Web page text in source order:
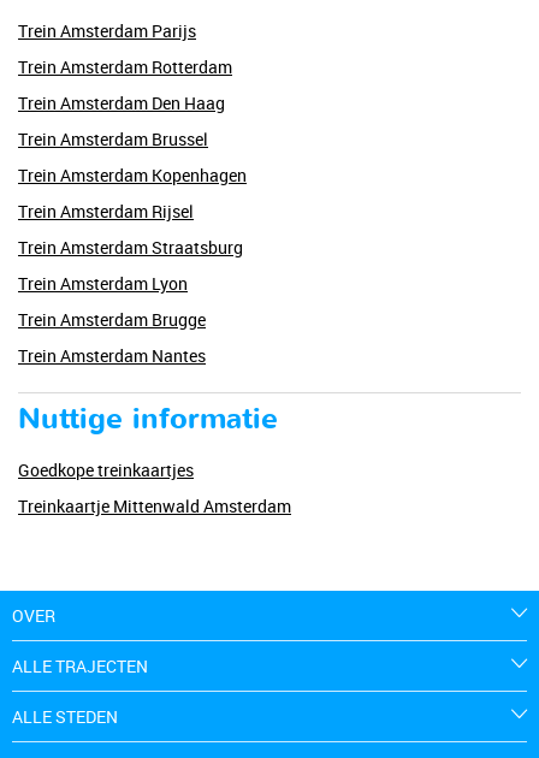
Trein Amsterdam Parijs
Trein Amsterdam Rotterdam
Trein Amsterdam Den Haag
Trein Amsterdam Brussel
Trein Amsterdam Kopenhagen
Trein Amsterdam Rijsel
Trein Amsterdam Straatsburg
Trein Amsterdam Lyon
Trein Amsterdam Brugge
Trein Amsterdam Nantes
Nuttige informatie
Goedkope treinkaartjes
Treinkaartje Mittenwald Amsterdam
OVER
ALLE TRAJECTEN
ALLE STEDEN